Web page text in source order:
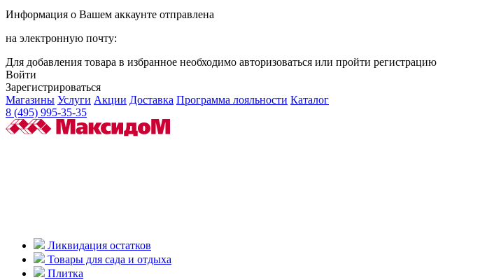
Информация о Вашем аккаунте отправлена
на электронную почту:
Для добавления товара в избранное необходимо авторизоваться или пройти регистрацию
Войти
Зарегистрироваться
Магазины Услуги Акции Доставка Программа лояльности Каталог
8 (495) 995-35-35
Ликвидация остатков
Товары для сада и отдыха
Плитка